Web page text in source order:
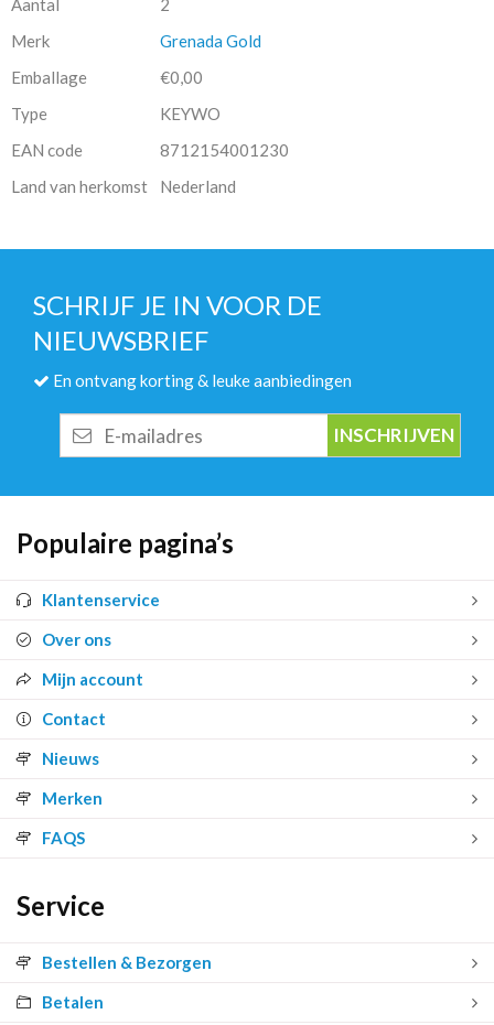
Aantal
2
Merk
Grenada Gold
Emballage
€0,00
Type
KEYWO
EAN code
8712154001230
Land van herkomst
Nederland
SCHRIJF JE IN VOOR DE
NIEUWSBRIEF
En ontvang korting & leuke aanbiedingen
mailadres
Populaire pagina’s
Klantenservice
Over ons
Mijn account
Contact
Nieuws
Merken
FAQS
Service
Bestellen & Bezorgen
Betalen